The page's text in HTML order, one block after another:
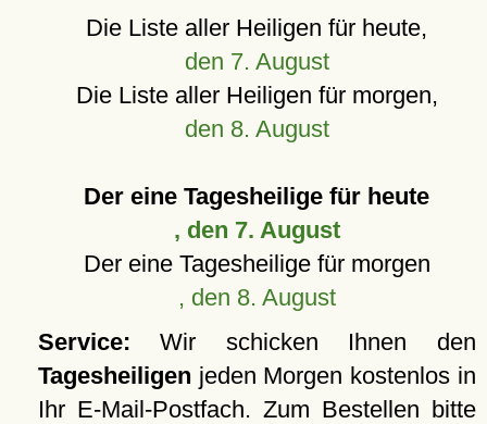
Die Liste aller Heiligen für heute,
den 7. August
Die Liste aller Heiligen für morgen,
den 8. August
Der eine Tagesheilige für heute
, den 7. August
Der eine Tagesheilige für morgen
, den 8. August
Service: Wir schicken Ihnen den
Tagesheiligen jeden Morgen kostenlos in
Ihr E-Mail-Postfach. Zum Bestellen bitte